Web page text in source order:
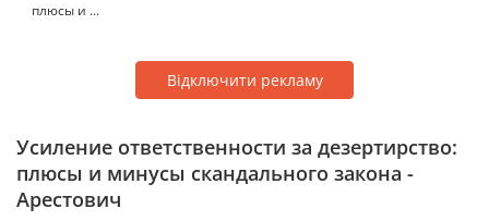
плюсы и ...
Відключити рекламу
Усиление ответственности за дезертирство:
плюсы и минусы скандального закона -
Арестович